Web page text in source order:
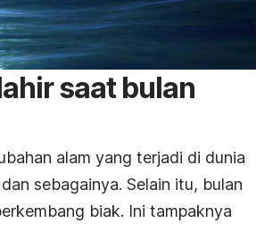
saat bulan
alam yang terjadi di dunia
sebagainya. Selain itu, bulan
biak. Ini tampaknya